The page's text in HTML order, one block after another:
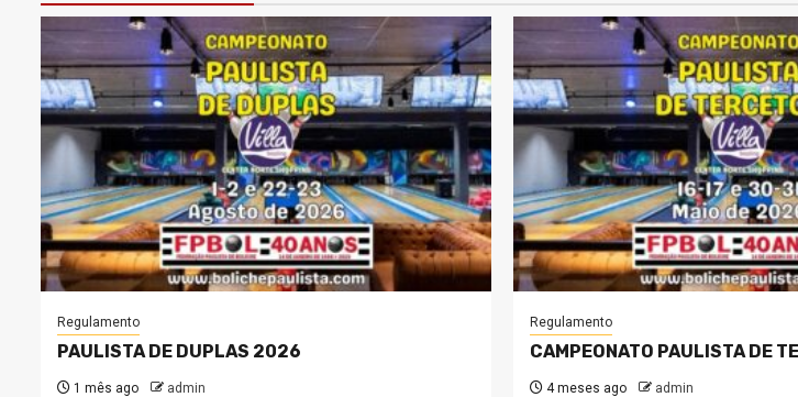
Regulamento
PAULISTA DE DUPLAS 2026
1 mês ago admin
Regulamento
CAMPEONATO PAULISTA DE
4 meses ago admin